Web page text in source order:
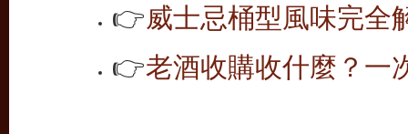
👉威士忌桶型風味完全
👉老酒收購收什麼？一